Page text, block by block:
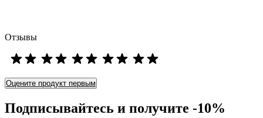
Отзывы
Оцените продукт первым
Подписывайтесь и получите -10%